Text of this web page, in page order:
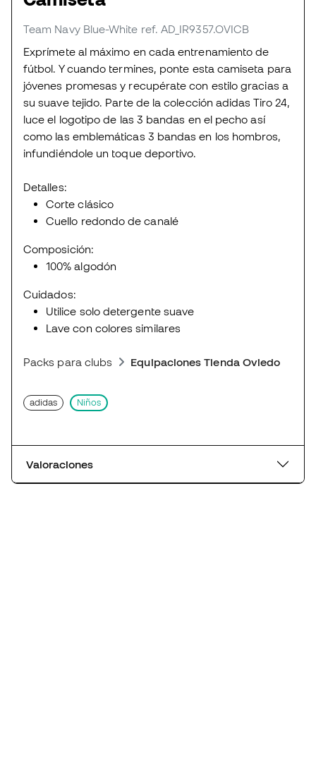
Team Navy Blue-White ref. AD_IR9357.OVICB
Exprímete al máximo en cada entrenamiento de
fútbol. Y cuando termines, ponte esta camiseta para
jóvenes promesas y recupérate con estilo gracias a
su suave tejido. Parte de la colección adidas Tiro 24,
luce el logotipo de las 3 bandas en el pecho así
como las emblemáticas 3 bandas en los hombros,
infundiéndole un toque deportivo.
Detalles:
Corte clásico
Cuello redondo de canalé
Composición:
100% algodón
Cuidados:
Utilice solo detergente suave
Lave con colores similares
Packs para clubs Equipaciones Tienda Oviedo
adidas Niños
Valoraciones